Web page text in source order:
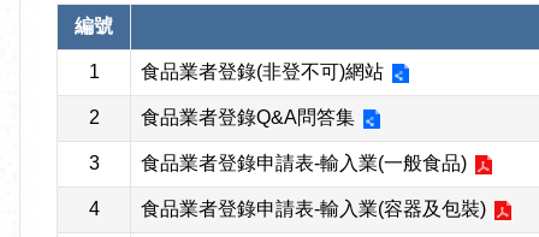
編號
1 食品業者登錄(非登不可)網站
2 食品業者登錄Q&A問答集
3 食品業者登錄申請表-輸入業(一般食品)
4 食品業者登錄申請表-輸入業(容器及包裝)